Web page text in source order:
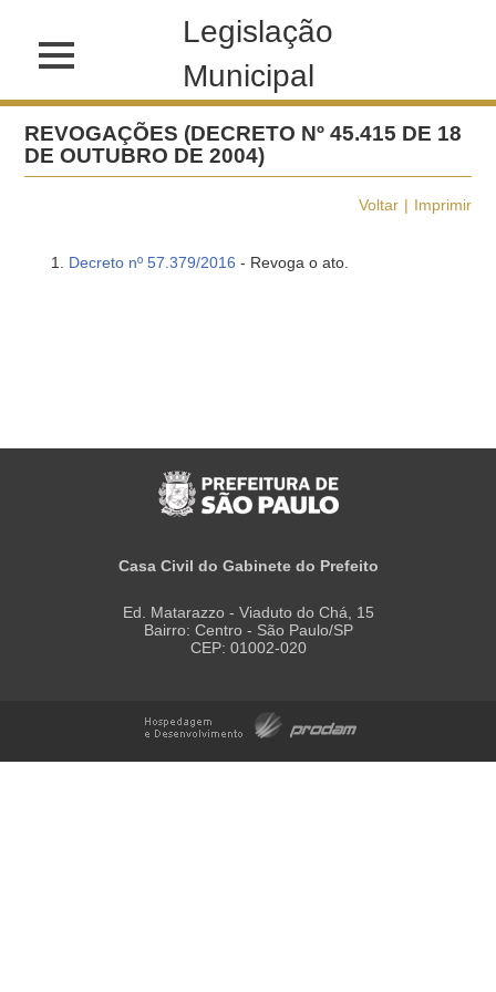
Legislação
Municipal
REVOGAÇÕES (DECRETO Nº 45.415 DE 18
DE OUTUBRO DE 2004)
Voltar Imprimir
Decreto nº 57.379/2016 - Revoga o ato.
Casa Civil do Gabinete do Prefeito
Ed. Matarazzo - Viaduto do Chá, 15
Bairro: Centro - São Paulo/SP
CEP: 01002-020